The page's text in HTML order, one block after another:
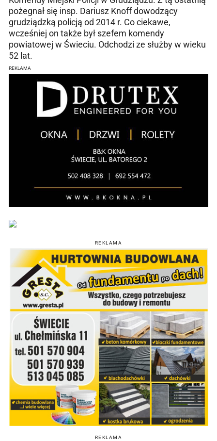
pożegnał się insp. Dariusz Knoff dowodzący
grudziądzką policją od 2014 r. Co ciekawe,
wcześniej on także był szefem komendy
powiatowej w Świeciu. Odchodzi ze służby w wieku
52 lat.
REKLAMA
REKLAMA
REKLAMA